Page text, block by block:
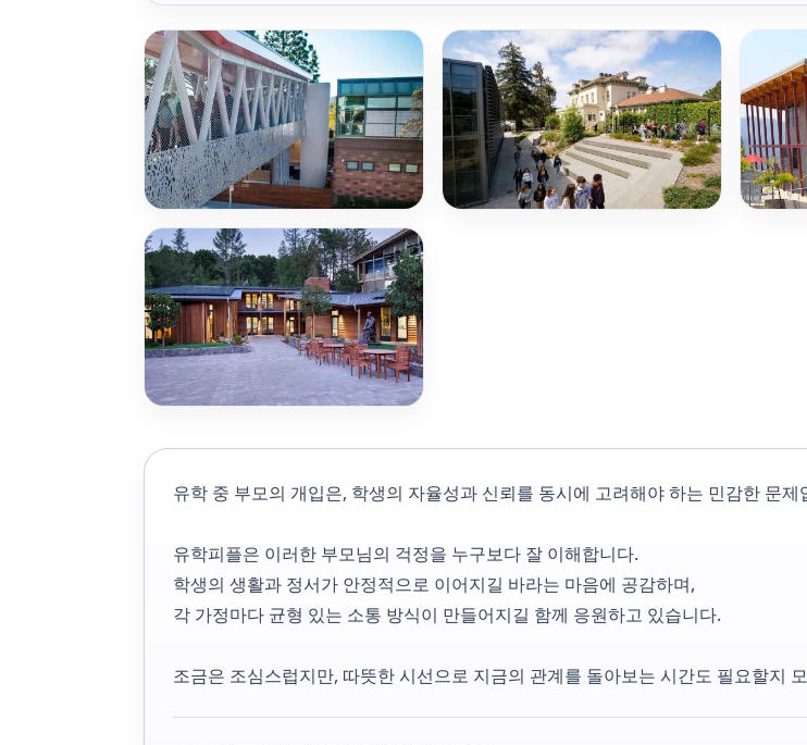
유학 중 부모의 개입은, 학생의 자율성과 신뢰를 동시에 고려해야 하는 민감한 문제
유학피플은 이러한 부모님의 걱정을 누구보다 잘 이해합니다.
학생의 생활과 정서가 안정적으로 이어지길 바라는 마음에 공감하며,
각 가정마다 균형 있는 소통 방식이 만들어지길 함께 응원하고 있습니다.
조금은 조심스럽지만, 따뜻한 시선으로 지금의 관계를 돌아보는 시간도 필요할지